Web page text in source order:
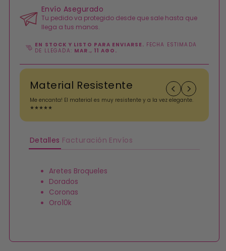
Envío Asegurado
Tu pedido va protegido desde que sale hasta que
llega a tus manos.
EN STOCK Y LISTO PARA ENVIARSE. FECHA ESTIMADA
DE LLEGADA: MAR., 11 AGO.
Material Resistente
Me encanta! El material es muy resistente y a la vez elegante.
★★★★★
Detalles Facturación Envíos
Aretes Broqueles
Dorados
Coronas
Oro10k